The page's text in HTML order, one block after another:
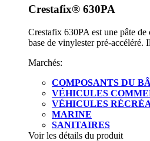
Crestafix® 630PA
Crestafix 630PA est une pâte
base de vinylester pré-accéléré.
Marchés:
COMPOSANTS DU
VÉHICULES
VÉHICULES
MARINE
SANITAIRES
Voir les détails du produit